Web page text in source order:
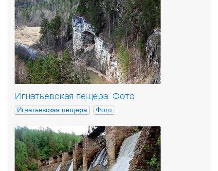
Игнатьевская пещера. Фото
Игнатьевская пещера Фото